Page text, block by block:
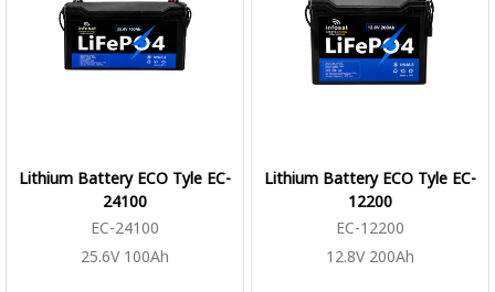
Lithium Battery ECO Tyle EC-
24100
EC-24100
25.6V 100Ah
Lithium Battery ECO Tyle EC-
12200
EC-12200
12.8V 200Ah